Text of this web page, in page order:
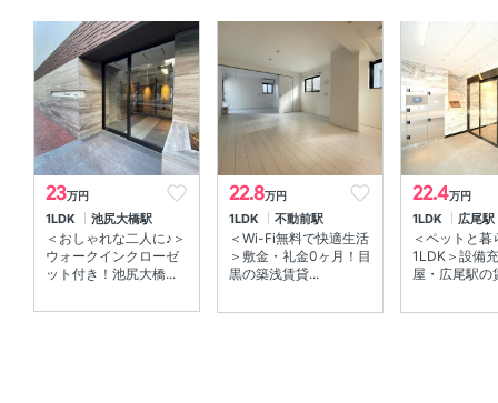
オートロック 、 ＴＶモニタ付きインターホン 、 防犯カメ
ラ
室内設備
室内洗濯機置場 、 エアコン
部屋の特徴
バルコニー 、 角部屋
23万円
1LDK 池尻大橋駅
＜おしゃれな二人に♪＞
ウォークインクローゼ
ット付き！池尻大橋...
22.8万円
1LDK 不動前駅
＜Wi-Fi無料で快適生活
＞敷金・礼金0ヶ月！目
黒の築浅賃貸...
22.4万円
1LDK 広尾駅
＜ペットと暮
1LDK＞設備
屋・広尾駅の